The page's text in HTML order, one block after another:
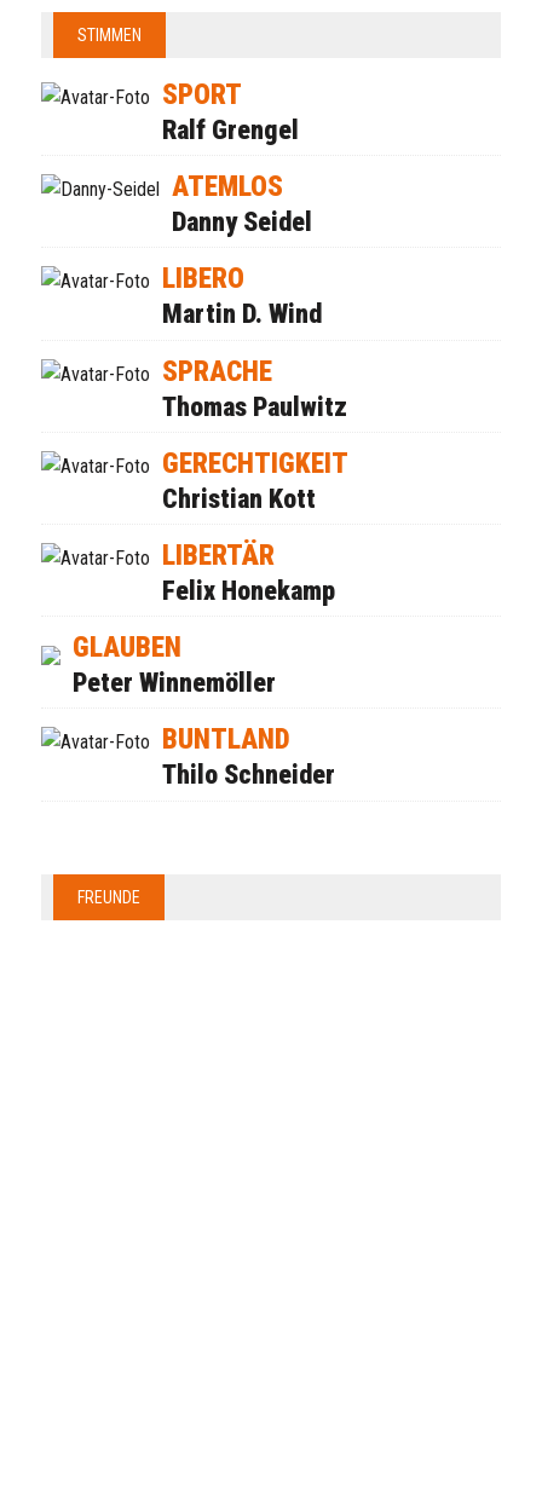
STIMMEN
SPORT
Ralf Grengel
ATEMLOS
Danny Seidel
LIBERO
Martin D. Wind
SPRACHE
Thomas Paulwitz
GERECHTIGKEIT
Christian Kott
LIBERTÄR
Felix Honekamp
GLAUBEN
Peter Winnemöller
BUNTLAND
Thilo Schneider
FREUNDE